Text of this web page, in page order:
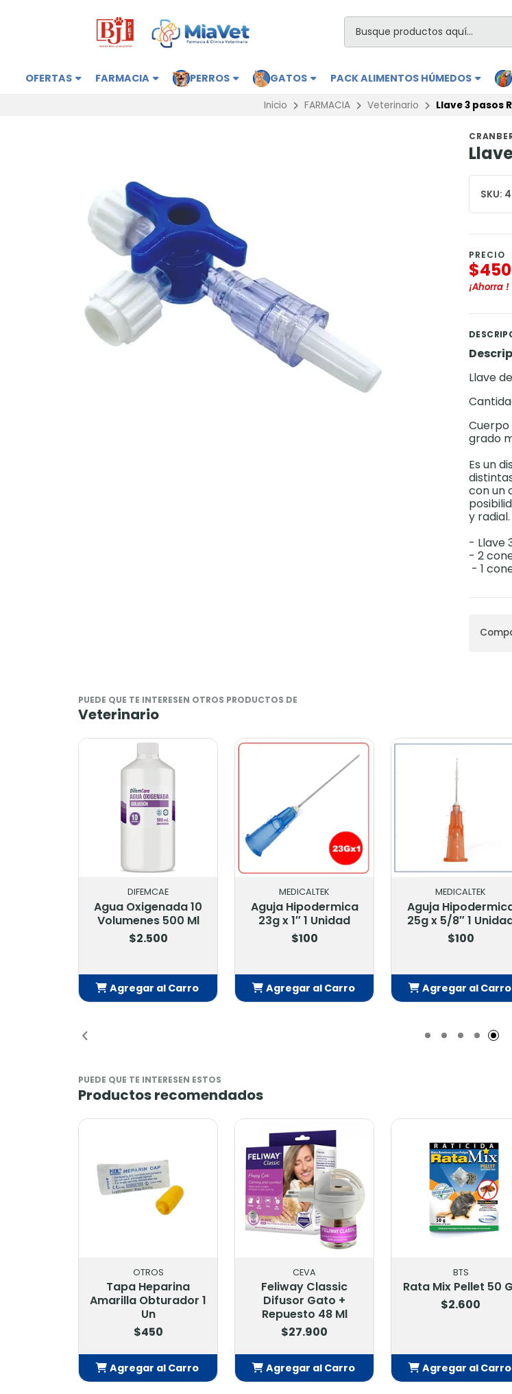
OFERTAS FARMACIA PERROS GATOS PACK ALIMENTOS HÚMEDOS
Inicio FARMACIA Veterinario Llave 3 pasos
SKU:
PRECIO
$450
¡Ahorra !
Llave
grado
Es un
con un
y radial.
- Llave
- 2
- 1
PUEDE QUE TE INTERESEN OTROS PRODUCTOS DE
Veterinario
DIFEMCAE
Agua Oxigenada 10
Volumenes 500 Ml
$2.500
Agregar al Carro
MEDICALTEK
Aguja Hipodermica
23g x 1″ 1 Unidad
$100
Agregar al Carro
MEDICALTEK
Aguja
25g x 5/8″ 1
$100
Agregar al Carro
PUEDE QUE TE INTERESEN ESTOS
Productos recomendados
OTROS
Tapa Heparina
Amarilla Obturador 1
Un
$450
Agregar al Carro
CEVA
Feliway Classic
Difusor Gato +
Repuesto 48 Ml
$27.900
Agregar al Carro
BTS
Rata Mix Pellet 50
$2.600
Agregar al Carro